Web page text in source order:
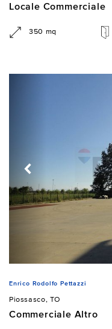
Locale Commerciale
350 mq
Enrico Rodolfo Pettazzi
Piossasco, TO
Commerciale Altro